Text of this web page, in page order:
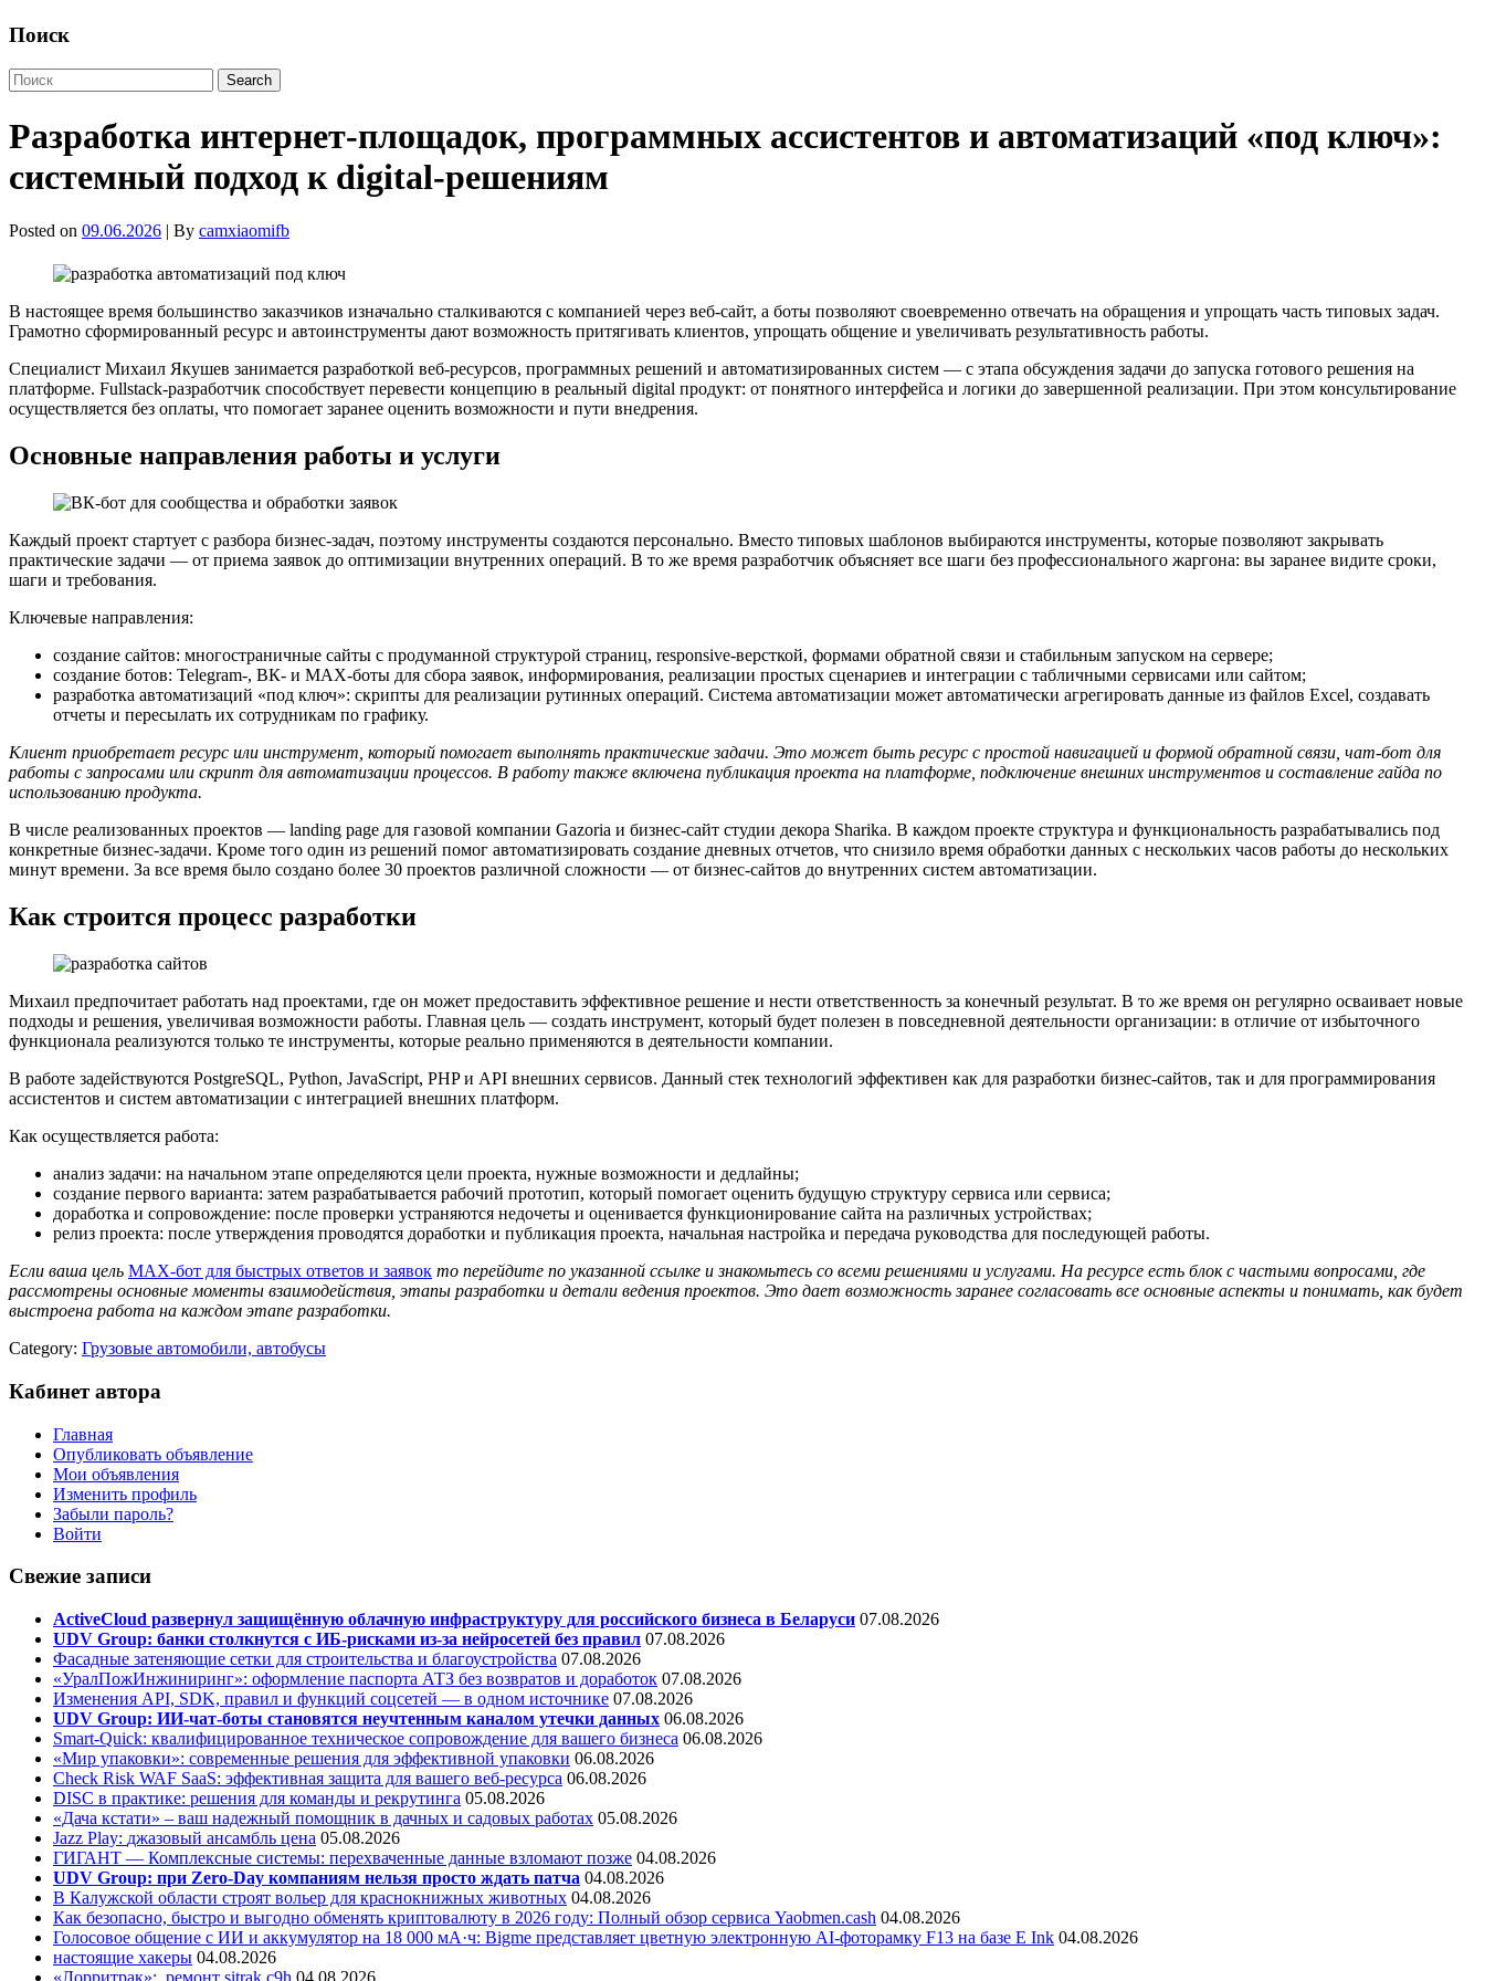
Поиск
Разработка интернет-площадок, программных ассистентов и автоматизаций «под ключ»:
системный подход к digital-решениям
Posted on 09.06.2026 | By camxiaomifb
В настоящее время большинство заказчиков изначально сталкиваются с компанией через веб-сайт, а боты позволяют своевременно отвечать на обращения и упрощать часть типовых задач.
Грамотно сформированный ресурс и автоинструменты дают возможность притягивать клиентов, упрощать общение и увеличивать результативность работы.
Специалист Михаил Якушев занимается разработкой веб-ресурсов, программных решений и автоматизированных систем — с этапа обсуждения задачи до запуска готового решения на
платформе. Fullstack-разработчик способствует перевести концепцию в реальный digital продукт: от понятного интерфейса и логики до завершенной реализации. При этом консультирование
осуществляется без оплаты, что помогает заранее оценить возможности и пути внедрения.
Основные направления работы и услуги
Каждый проект стартует с разбора бизнес-задач, поэтому инструменты создаются персонально. Вместо типовых шаблонов выбираются инструменты, которые позволяют закрывать
практические задачи — от приема заявок до оптимизации внутренних операций. В то же время разработчик объясняет все шаги без профессионального жаргона: вы заранее видите сроки,
шаги и требования.
Ключевые направления:
создание сайтов: многостраничные сайты с продуманной структурой страниц, responsive-версткой, формами обратной связи и стабильным запуском на сервере;
создание ботов: Telegram-, ВК- и MAX-боты для сбора заявок, информирования, реализации простых сценариев и интеграции с табличными сервисами или сайтом;
разработка автоматизаций «под ключ»: скрипты для реализации рутинных операций. Система автоматизации может автоматически агрегировать данные из файлов Excel, создавать
отчеты и пересылать их сотрудникам по графику.
Клиент приобретает ресурс или инструмент, который помогает выполнять практические задачи. Это может быть ресурс с простой навигацией и формой обратной связи, чат-бот для
работы с запросами или скрипт для автоматизации процессов. В работу также включена публикация проекта на платформе, подключение внешних инструментов и составление гайда по
использованию продукта.
В числе реализованных проектов — landing page для газовой компании Gazoria и бизнес-сайт студии декора Sharika. В каждом проекте структура и функциональность разрабатывались под
конкретные бизнес-задачи. Кроме того один из решений помог автоматизировать создание дневных отчетов, что снизило время обработки данных с нескольких часов работы до нескольких
минут времени. За все время было создано более 30 проектов различной сложности — от бизнес-сайтов до внутренних систем автоматизации.
Как строится процесс разработки
Михаил предпочитает работать над проектами, где он может предоставить эффективное решение и нести ответственность за конечный результат. В то же время он регулярно осваивает новые
подходы и решения, увеличивая возможности работы. Главная цель — создать инструмент, который будет полезен в повседневной деятельности организации: в отличие от избыточного
функционала реализуются только те инструменты, которые реально применяются в деятельности компании.
В работе задействуются PostgreSQL, Python, JavaScript, PHP и API внешних сервисов. Данный стек технологий эффективен как для разработки бизнес-сайтов, так и для программирования
ассистентов и систем автоматизации с интеграцией внешних платформ.
Как осуществляется работа:
анализ задачи: на начальном этапе определяются цели проекта, нужные возможности и дедлайны;
создание первого варианта: затем разрабатывается рабочий прототип, который помогает оценить будущую структуру сервиса или сервиса;
доработка и сопровождение: после проверки устраняются недочеты и оценивается функционирование сайта на различных устройствах;
релиз проекта: после утверждения проводятся доработки и публикация проекта, начальная настройка и передача руководства для последующей работы.
Если ваша цель MAX-бот для быстрых ответов и заявок то перейдите по указанной ссылке и знакомьтесь со всеми решениями и услугами. На ресурсе есть блок с частыми вопросами, где
рассмотрены основные моменты взаимодействия, этапы разработки и детали ведения проектов. Это дает возможность заранее согласовать все основные аспекты и понимать, как будет
выстроена работа на каждом этапе разработки.
Category: Грузовые автомобили, автобусы
Кабинет автора
Главная
Опубликовать объявление
Мои объявления
Изменить профиль
Забыли пароль?
Войти
Свежие записи
ActiveCloud развернул защищённую облачную инфраструктуру для российского бизнеса в Беларуси 07.08.2026
UDV Group: банки столкнутся с ИБ-рисками из-за нейросетей без правил 07.08.2026
Фасадные затеняющие сетки для строительства и благоустройства 07.08.2026
«УралПожИнжиниринг»: оформление паспорта АТЗ без возвратов и доработок 07.08.2026
Изменения API, SDK, правил и функций соцсетей — в одном источнике 07.08.2026
UDV Group: ИИ-чат-боты становятся неучтенным каналом утечки данных 06.08.2026
Smart-Quick: квалифицированное техническое сопровождение для вашего бизнеса 06.08.2026
«Мир упаковки»: современные решения для эффективной упаковки 06.08.2026
Check Risk WAF SaaS: эффективная защита для вашего веб-ресурса 06.08.2026
DISC в практике: решения для команды и рекрутинга 05.08.2026
«Дача кстати» – ваш надежный помощник в дачных и садовых работах 05.08.2026
Jazz Play: джазовый ансамбль цена 05.08.2026
ГИГАНТ — Комплексные системы: перехваченные данные взломают позже 04.08.2026
UDV Group: при Zero-Day компаниям нельзя просто ждать патча 04.08.2026
В Калужской области строят вольер для краснокнижных животных 04.08.2026
Как безопасно, быстро и выгодно обменять криптовалюту в 2026 году: Полный обзор сервиса Yaobmen.cash 04.08.2026
Голосовое общение с ИИ и аккумулятор на 18 000 мА·ч: Bigme представляет цветную электронную AI-фоторамку F13 на базе E Ink 04.08.2026
настоящие хакеры 04.08.2026
«Лорритрак»: ремонт sitrak c9h 04.08.2026